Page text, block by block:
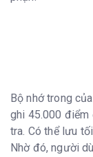
Bộ nhớ trong
ghi 45.000 điểm
tra. Có thể lưu
Nhờ đó, người